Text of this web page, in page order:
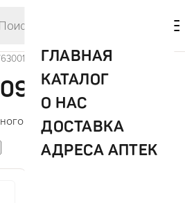
ГЛАВНАЯ
КАТАЛОГ
О НАС
ДОСТАВКА
АДРЕСА АПТЕК
товара